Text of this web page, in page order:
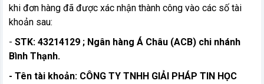
khi đơn hàng đã được xác nhận thành công vào các số tài
khoản sau:
- STK: 43214129 ; Ngân hàng Á Châu (ACB) chi nhánh
Bình Thạnh.
- Tên tài khoản: CÔNG TY TNHH GIẢI PHÁP TIN HỌC